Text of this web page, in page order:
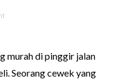
murah di pinggir jalan
Seorang cewek yang